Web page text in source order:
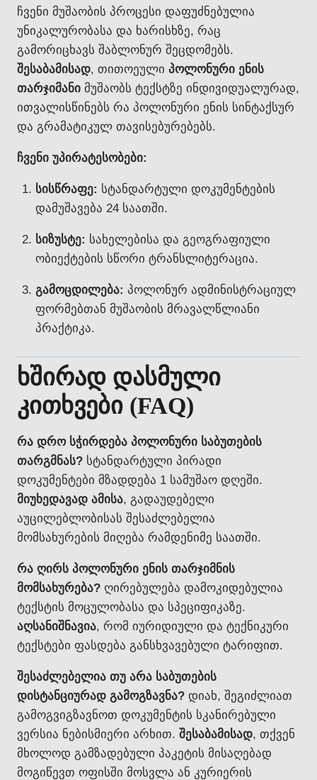
ჩვენი მუშაობის პროცესი დაფუძნებულია
უნიკალურობასა და ხარისხზე, რაც
გამორიცხავს შაბლონურ შეცდომებს.
შესაბამისად, თითოეული პოლონური ენის
თარჯიმანი მუშაობს ტექსტზე ინდივიდუალურად,
ითვალისწინებს რა პოლონური ენის სინტაქსურ
და გრამატიკულ თავისებურებებს.
ჩვენი უპირატესობები:
სისწრაფე: სტანდარტული დოკუმენტების
დამუშავება 24 საათში.
სიზუსტე: სახელებისა და გეოგრაფიული
ობიექტების სწორი ტრანსლიტერაცია.
გამოცდილება: პოლონურ ადმინისტრაციულ
ფორმებთან მუშაობის მრავალწლიანი
პრაქტიკა.
ხშირად დასმული
კითხვები (FAQ)
რა დრო სჭირდება პოლონური საბუთების
თარგმნას? სტანდარტული პირადი
დოკუმენტები მზადდება 1 სამუშაო დღეში.
მიუხედავად ამისა, გადაუდებელი
აუცილებლობისას შესაძლებელია
მომსახურების მიღება რამდენიმე საათში.
რა ღირს პოლონური ენის თარჯიმნის
მომსახურება? ღირებულება დამოკიდებულია
ტექსტის მოცულობასა და სპეციფიკაზე.
აღსანიშნავია, რომ იურიდიული და ტექნიკური
ტექსტები ფასდება განსხვავებული ტარიფით.
შესაძლებელია თუ არა საბუთების
დისტანციურად გამოგზავნა? დიახ, შეგიძლიათ
გამოგვიგზავნოთ დოკუმენტის სკანირებული
ვერსია ნებისმიერი არხით. შესაბამისად, თქვენ
მხოლოდ გამზადებული პაკეტის მისაღებად
მოგიწევთ ოფისში მოსვლა ან კურიერის